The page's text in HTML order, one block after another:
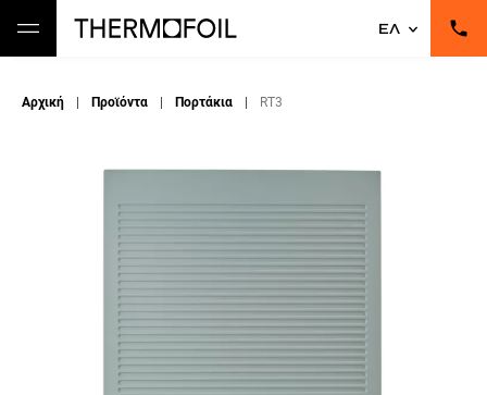
ΕΛ
Αρχική Προϊόντα Πορτάκια RT3